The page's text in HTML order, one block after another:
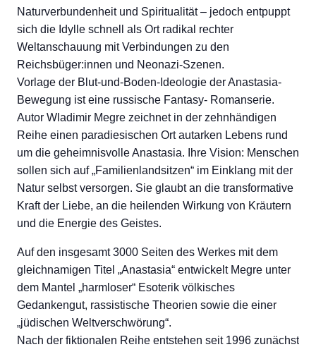
Naturverbundenheit und Spiritualität – jedoch entpuppt
sich die Idylle schnell als Ort radikal rechter
Weltanschauung mit Verbindungen zu den
Reichsbüger:innen und Neonazi-Szenen.
Vorlage der Blut-und-Boden-Ideologie der Anastasia-
Bewegung ist eine russische Fantasy- Romanserie.
Autor Wladimir Megre zeichnet in der zehnhändigen
Reihe einen paradiesischen Ort autarken Lebens rund
um die geheimnisvolle Anastasia. Ihre Vision: Menschen
sollen sich auf „Familienlandsitzen“ im Einklang mit der
Natur selbst versorgen. Sie glaubt an die transformative
Kraft der Liebe, an die heilenden Wirkung von Kräutern
und die Energie des Geistes.
Auf den insgesamt 3000 Seiten des Werkes mit dem
gleichnamigen Titel „Anastasia“ entwickelt Megre unter
dem Mantel „harmloser“ Esoterik völkisches
Gedankengut, rassistische Theorien sowie die einer
„jüdischen Weltverschwörung“.
Nach der fiktionalen Reihe entstehen seit 1996 zunächst